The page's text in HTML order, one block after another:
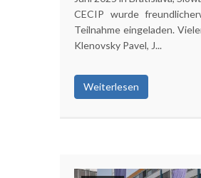
CECIP wurde
Teilnahme eingeladen.
Klenovsky Pavel, J...
Weiterlesen